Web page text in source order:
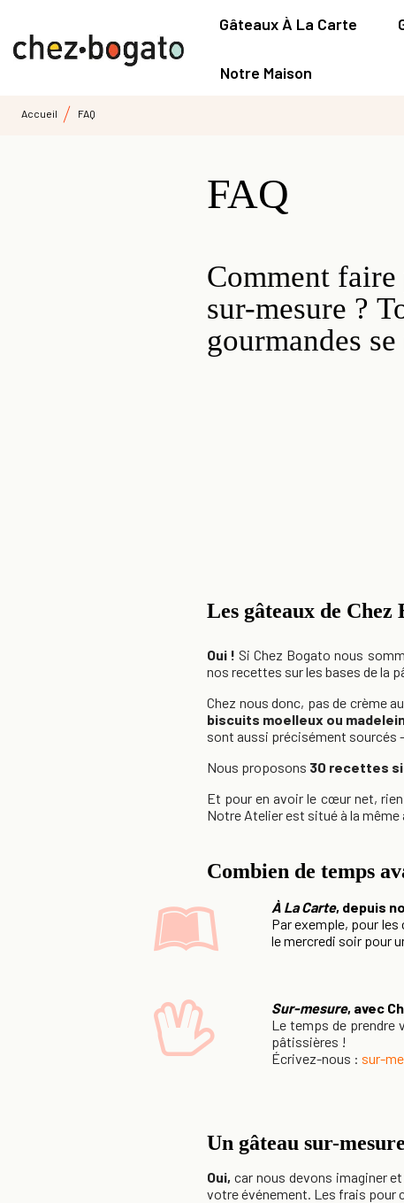
Gâteaux À La Carte
Notre Maison
Accueil FAQ
FAQ
Comment faire
sur-mesure ?
gourmandes
Les gâteaux de
Oui ! Si Chez Bogato nous
nos recettes sur les bases de la
Chez nous donc, pas de crème
biscuits moelleux ou
sont aussi précisément sourcés
Nous proposons 30 recettes
Et pour en avoir le cœur net,
Notre Atelier est situé à la
Combien de temps
À La Carte, depuis
Par exemple, pour
le mercredi soir pour
Sur-mesure, avec
Le temps de prendre
pâtissières !
Écrivez-nous : sur-
Un gâteau sur-
Oui, car nous devons imaginer
votre événement. Les frais pour